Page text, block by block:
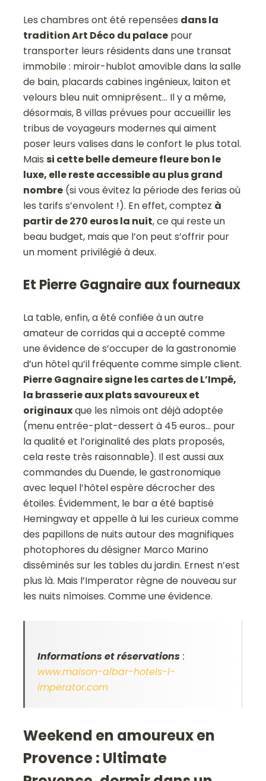
Les chambres ont été repensées dans la
tradition Art Déco du palace pour
transporter leurs résidents dans une transat
immobile : miroir-hublot amovible dans la salle
de bain, placards cabines ingénieux, laiton et
velours bleu nuit omniprésent… Il y a même,
désormais, 8 villas prévues pour accueillir les
tribus de voyageurs modernes qui aiment
poser leurs valises dans le confort le plus total.
Maissi cette belle demeure fleure bon le
luxe, elle reste accessible au plus grand
nombre (si vous évitez la période des ferias où
les tarifs s’envolent !). En effet, comptez à
partir de 270 euros la nuit, ce qui reste un
beau budget, mais que l’on peut s’offrir pour
un moment privilégié à deux.
Et Pierre Gagnaire aux fourneaux
La table, enfin, a été confiée à un autre
amateur de corridas qui a accepté comme
une évidence de s’occuper de la gastronomie
d’un hôtel qu’il fréquente comme simple client.
Pierre Gagnaire signe les cartes de L’Impé,
la brasserie aux plats savoureux et
originauxque les nîmois ont déjà adoptée
(menu entrée-plat-dessert à 45 euros… pour
la qualité et l’originalité des plats proposés,
cela reste très raisonnable). Il est aussi aux
commandes du Duende, le gastronomique
avec lequel l’hôtel espère décrocher des
étoiles. Évidemment, le bar a été baptisé
Hemingway et appelle à lui les curieux comme
des papillons de nuits autour des magnifiques
photophores du désigner Marco Marino
disséminés sur les tables du jardin. Ernest n’est
plus là. Mais l’Imperator règne de nouveau sur
les nuits nîmoises. Comme une évidence.
Informations et réservations :
www.maison-albar-hotels-l-
imperator.com
Weekend en amoureux en
Provence : Ultimate